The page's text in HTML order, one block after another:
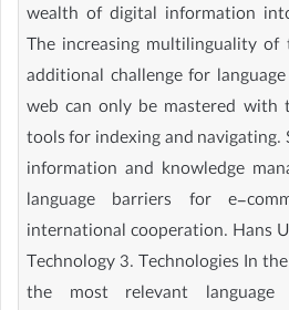
wealth of digital information
The increasing multilinguality
additional challenge for
web can only be mastered with
tools for indexing and navigating.
information and knowledge
language barriers for e-
international cooperation. Hans
Technology 3. Technologies In
the most relevant